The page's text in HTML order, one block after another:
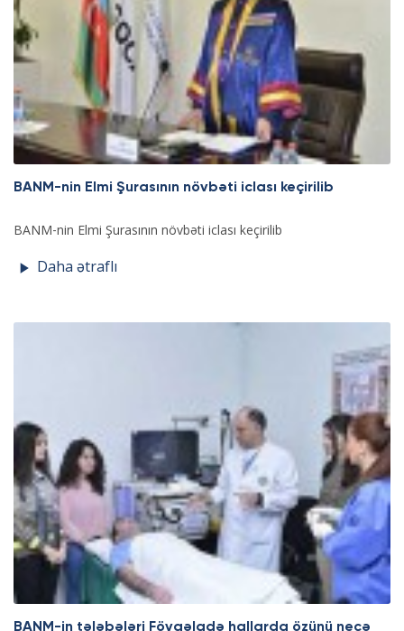
BANM-nin Elmi Şurasının növbəti iclası keçirilib
BANM-nin Elmi Şurasının növbəti iclası keçirilib
Daha ətraflı
BANM-in tələbələri Fövqəladə hallarda özünü necə